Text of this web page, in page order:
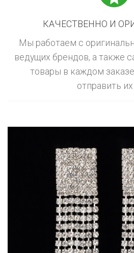
КАЧЕСТВЕННО И
Мы работаем с
ведущих брендов, а также
товары в каждом
отправить